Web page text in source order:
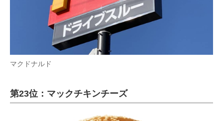
マクドナルド
第23位：マックチキンチーズ